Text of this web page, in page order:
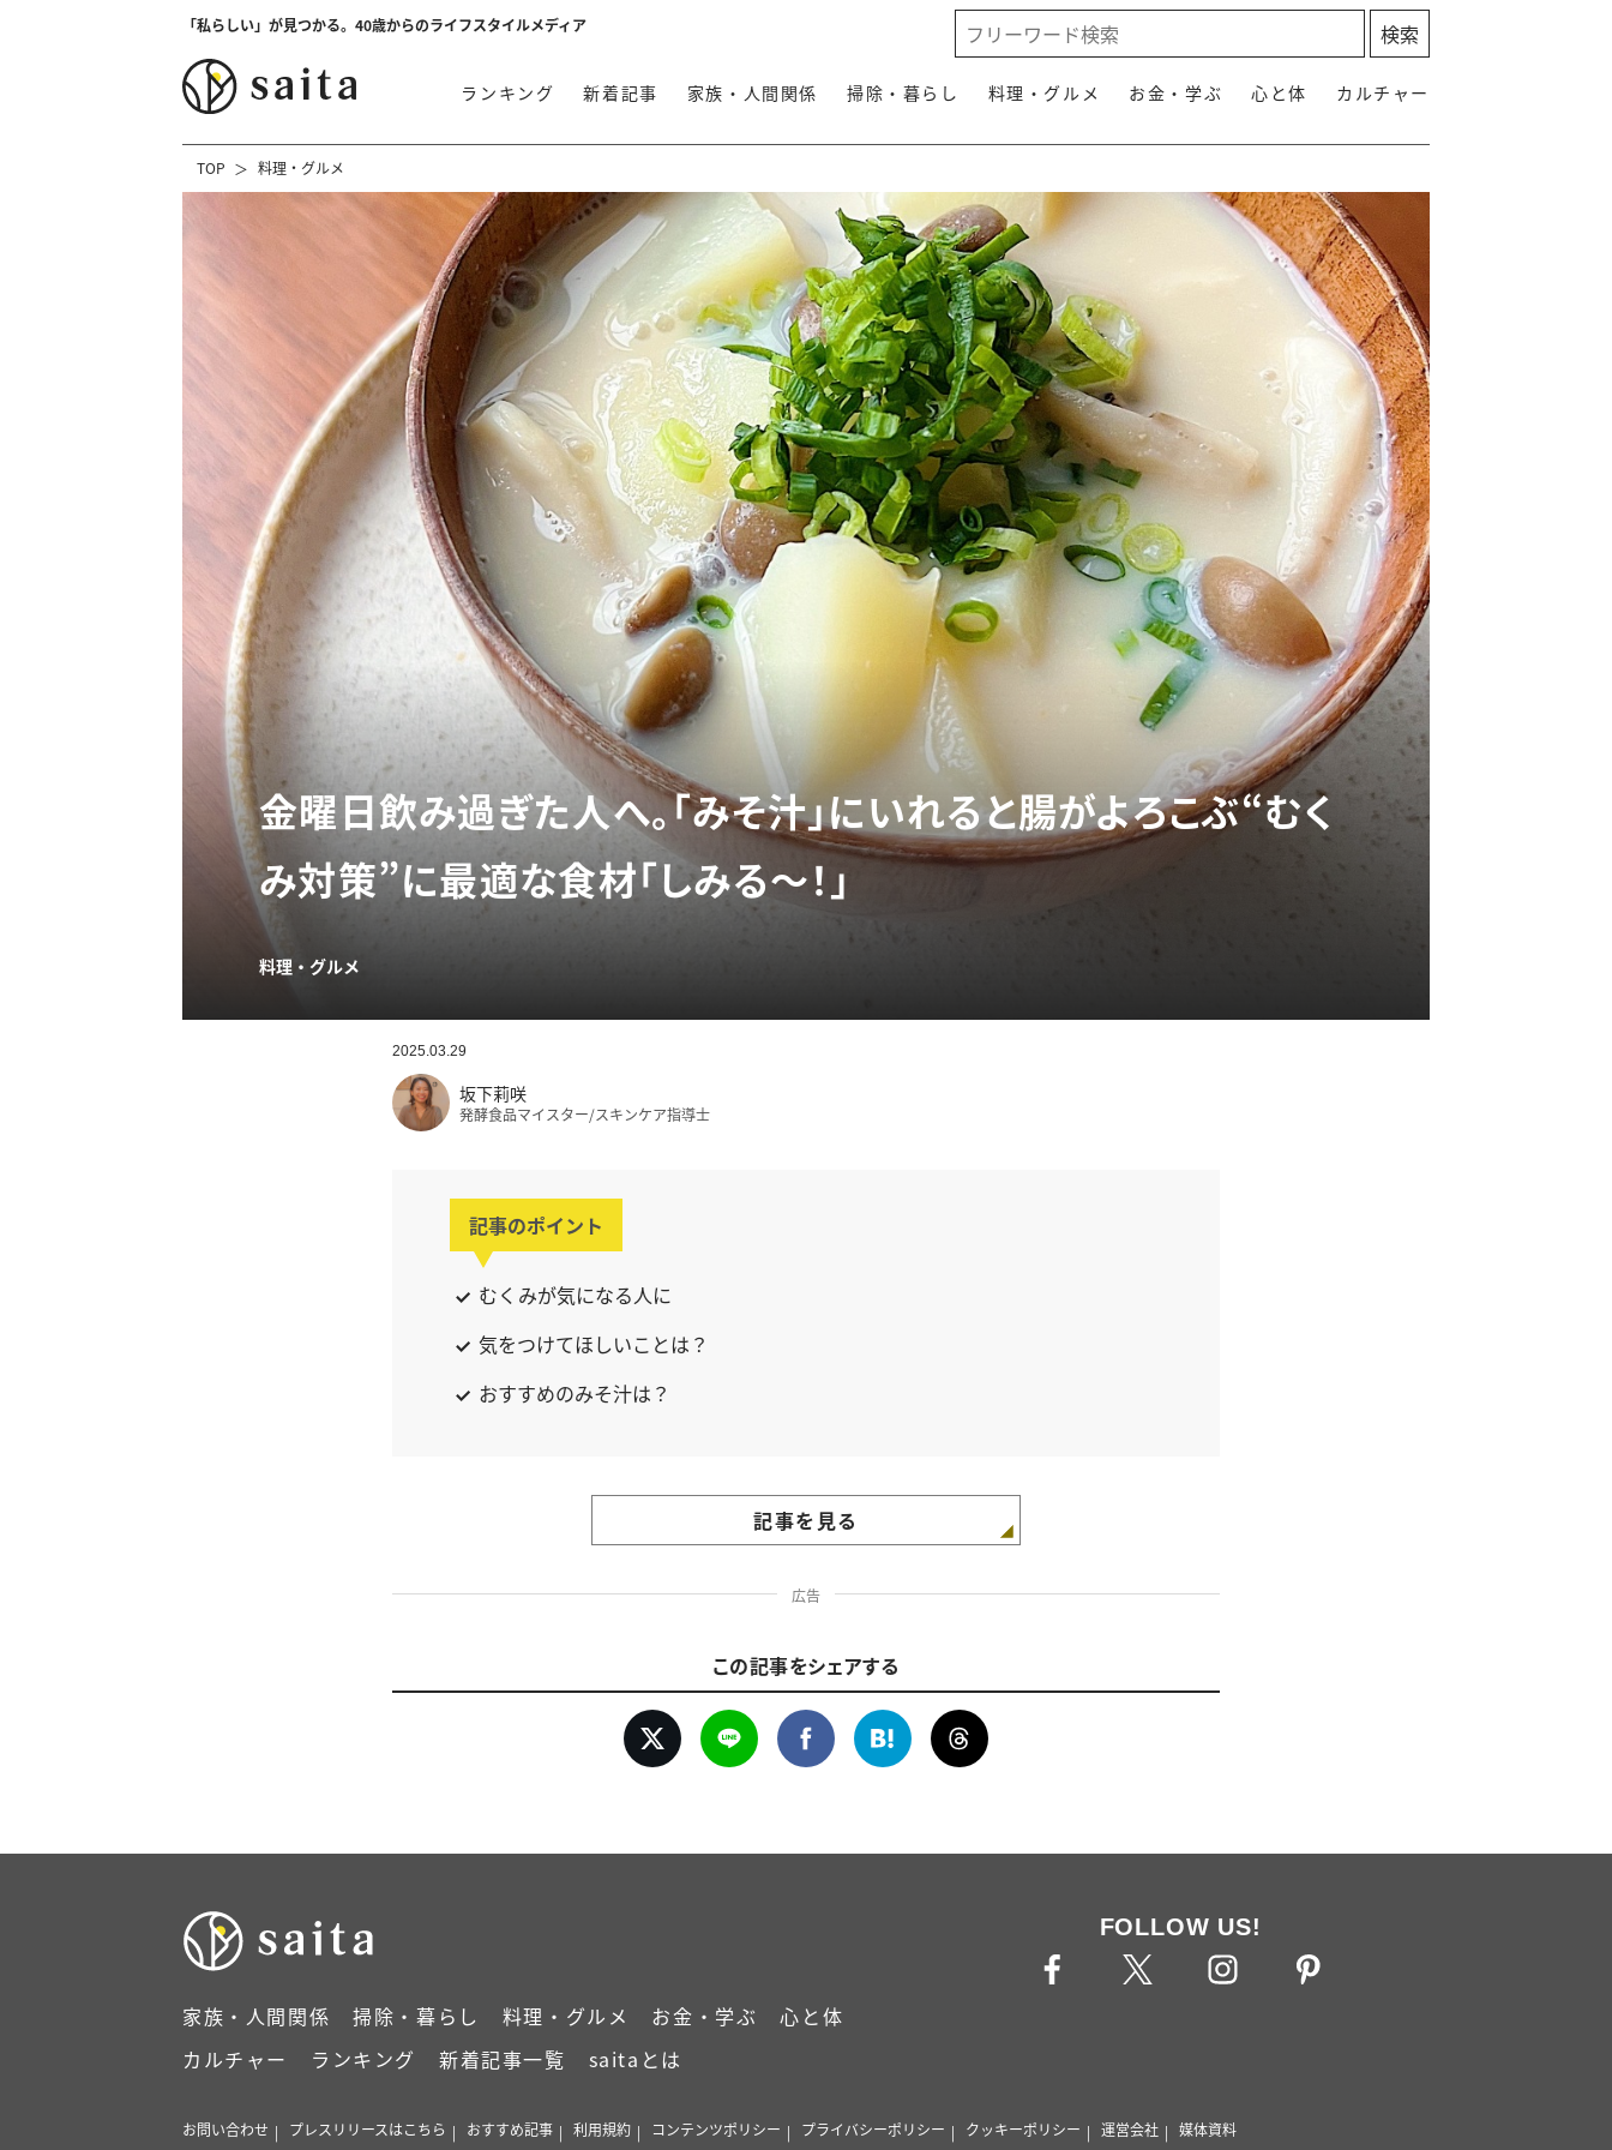
「私らしい」が見つかる。40歳からのライフスタイルメディア
ランキング 新着記事 家族・人間関係 掃除・暮らし 料理・グルメ お金・学ぶ 心と体 カルチャー
TOP 料理・グルメ
金曜日飲み過ぎた人へ。「みそ汁」にいれると腸がよろこぶ“むく
み対策”に最適な食材「しみる～！」
料理・グルメ
2025.03.29
坂下莉咲
発酵食品マイスター/スキンケア指導士
記事のポイント
むくみが気になる人に
気をつけてほしいことは？
おすすめのみそ汁は？
記事を見る
広告
この記事をシェアする
家族・人間関係 掃除・暮らし 料理・グルメ お金・学ぶ
心と体
カルチャー
ランキング 新着記事一覧 saitaとは
FOLLOW US!
お問い合わせ プレスリリースはこちら おすすめ記事 利用規約 コンテンツポリシー プライバシーポリシー クッキーポリシー 運営会社 媒体資料